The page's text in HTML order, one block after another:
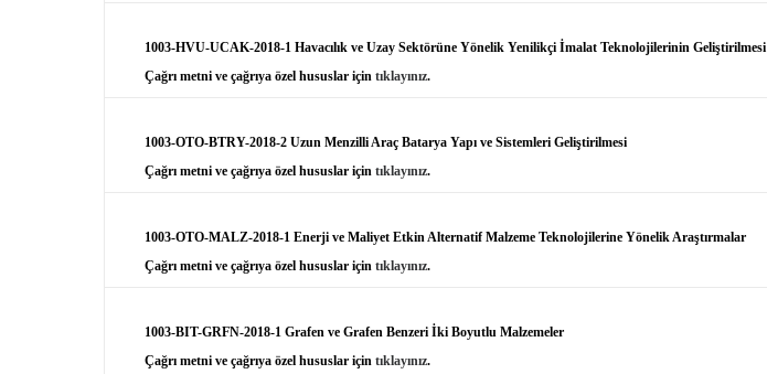
1003-HVU-UCAK-2018-1 Havacılık ve Uzay Sektörüne Yönelik Yenilikçi İmalat Teknolojilerinin Geliştirilmesi
Çağrı metni ve çağrıya özel hususlar içintıklayınız.
1003-OTO-BTRY-2018-2 Uzun Menzilli Araç Batarya Yapı ve Sistemleri Geliştirilmesi
Çağrı metni ve çağrıya özel hususlar içintıklayınız.
1003-OTO-MALZ-2018-1 Enerji ve Maliyet Etkin Alternatif Malzeme Teknolojilerine Yönelik Araştırmalar
Çağrı metni ve çağrıya özel hususlar içintıklayınız.
1003-BIT-GRFN-2018-1 Grafen ve Grafen Benzeri İki Boyutlu Malzemeler
Çağrı metni ve çağrıya özel hususlar içintıklayınız.